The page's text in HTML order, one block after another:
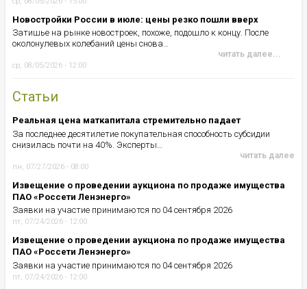
Новостройки России в июле: цены резко пошли вверх
Затишье на рынке новостроек, похоже, подошло к концу. После
околонулевых колебаний цены снова…
читать далее...
ср, 08/05/2026 - 12:00
Статьи
Реальная цена маткапитала стремительно падает
За последнее десятилетие покупательная способность субсидии
снизилась почти на 40%. Эксперты…
читать далее
пн, 07/27/2026 - 08:00
Извещение о проведении аукциона по продаже имущества
ПАО «Россети Ленэнерго»
Заявки на участие принимаются по 04 сентября 2026
пт, 07/24/2026 - 12:00
Извещение о проведении аукциона по продаже имущества
ПАО «Россети Ленэнерго»
Заявки на участие принимаются по 04 сентября 2026
пт, 07/24/2026 - 12:00